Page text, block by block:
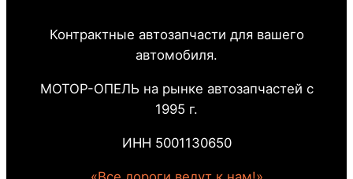
Контрактные автозапчасти для вашего
автомобиля.
МОТОР-ОПЕЛЬ на рынке автозапчастей с
1995 г.
ИНН 5001130650